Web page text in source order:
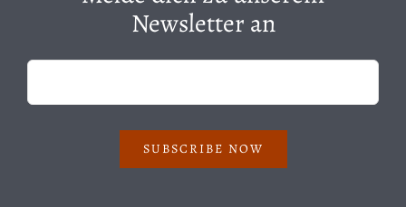
Newsletter an
SUBSCRIBE NOW